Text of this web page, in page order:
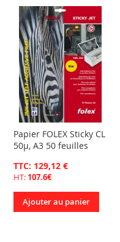
Papier FOLEX Sticky CL
50µ, A3 50 feuilles
TTC: 129,12 €
HT: 107.6€
Ajouter au panier